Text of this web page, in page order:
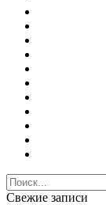
Свежие записи